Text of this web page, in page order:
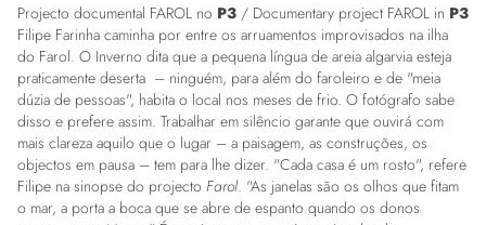
Projecto documental FAROL no P3 / Documentary project FAROL in P3
Filipe Farinha caminha por entre os arruamentos improvisados na ilha
do Farol. O Inverno dita que a pequena língua de areia algarvia esteja
praticamente deserta –​ ninguém, para além do faroleiro e de "meia
dúzia de pessoas", habita o local nos meses de frio. O fotógrafo sabe
disso e prefere assim. Trabalhar em silêncio garante que ouvirá com
mais clareza aquilo que o lugar – a paisagem, as construções, os
objectos em pausa – tem para lhe dizer. "Cada casa é um rosto", refere
Filipe na sinopse do projecto Farol. "As janelas são os olhos que fitam
o mar, a porta a boca que se abre de espanto quando os donos